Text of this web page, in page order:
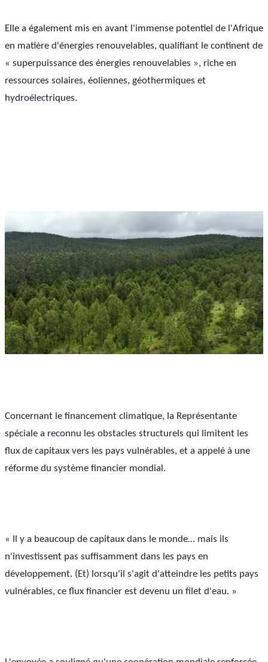
Elle a également mis en avant l'immense potentiel de l'Afrique
en matière d'énergies renouvelables, qualifiant le continent de
« superpuissance des énergies renouvelables », riche en
ressources solaires, éoliennes, géothermiques et
hydroélectriques.
Concernant le financement climatique, la Représentante
spéciale a reconnu les obstacles structurels qui limitent les
flux de capitaux vers les pays vulnérables, et a appelé à une
réforme du système financier mondial.
« Il y a beaucoup de capitaux dans le monde… mais ils
n'investissent pas suffisamment dans les pays en
développement. (Et) lorsqu'il s'agit d'atteindre les petits pays
vulnérables, ce flux financier est devenu un filet d'eau. »